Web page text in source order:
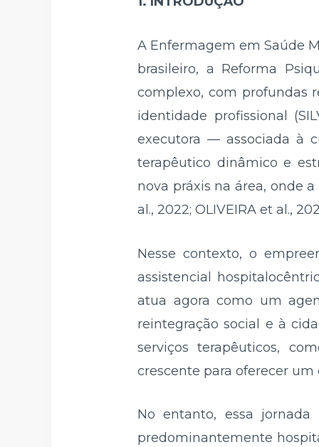
A Enfermagem em Saúde
brasileiro, a Reforma
complexo, com profundas
identidade profissional
executora — associada à
terapêutico dinâmico e
nova práxis na área, onde
al., 2022; OLIVEIRA et al.,
Nesse contexto, o
assistencial
atua agora como um
reintegração social e à
serviços terapêuticos,
crescente para oferecer um
No entanto, essa
predominantemente